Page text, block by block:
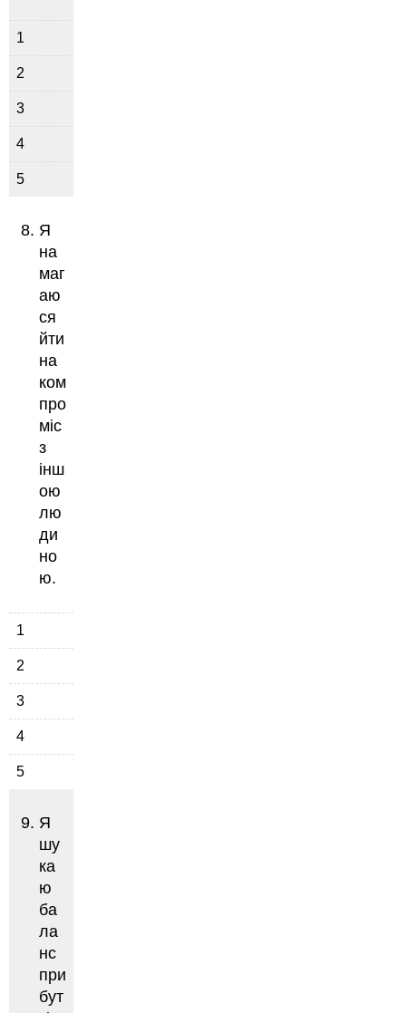
1
2
3
4
5
Я
на
маг
аю
ся
йти
на
ком
про
міс
з
інш
ою
лю
ди
но
ю.
1
2
3
4
5
Я
шу
ка
ю
ба
ла
нс
при
бут